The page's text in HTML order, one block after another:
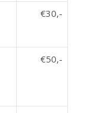
€30,-
€50,-